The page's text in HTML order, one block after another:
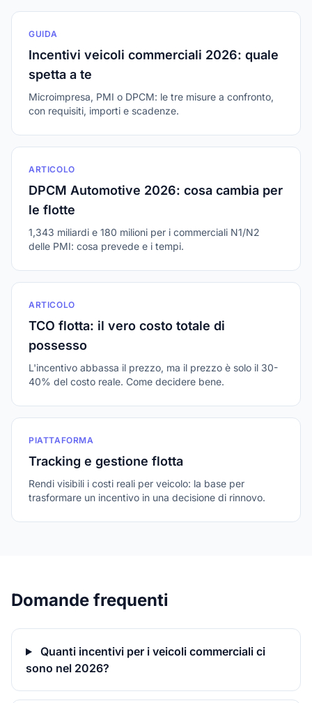
GUIDA
Incentivi veicoli commerciali 2026: quale
spetta a te
Microimpresa, PMI o DPCM: le tre misure a confronto,
con requisiti, importi e scadenze.
ARTICOLO
DPCM Automotive 2026: cosa cambia per
le flotte
1,343 miliardi e 180 milioni per i commerciali N1/N2
delle PMI: cosa prevede e i tempi.
ARTICOLO
TCO flotta: il vero costo totale di
possesso
L'incentivo abbassa il prezzo, ma il prezzo è solo il 30-
40% del costo reale. Come decidere bene.
PIATTAFORMA
Tracking e gestione flotta
Rendi visibili i costi reali per veicolo: la base per
trasformare un incentivo in una decisione di rinnovo.
Domande frequenti
Quanti incentivi per i veicoli commerciali ci
sono nel 2026?